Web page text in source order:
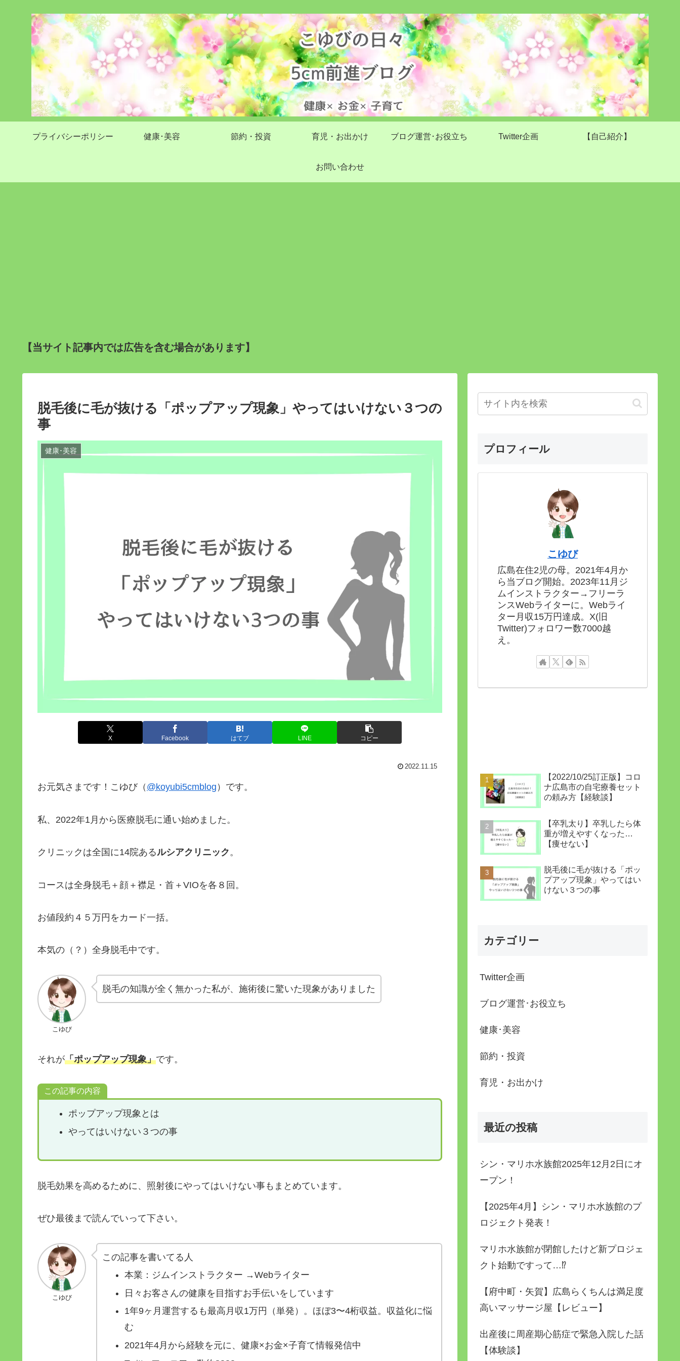
プライバシーポリシー 健康･美容 節約・投資 育児・お出かけ ブログ運営･お役立ち Twitter企画 【自己紹介】
お問い合わせ
【当サイト記事内では広告を含む場合があります】
脱毛後に毛が抜ける「ポップアップ現象」やってはいけない３つの
事
健康･美容
X Facebook はてブ LINE コピー
2022.11.15
お元気さまです！こゆび（ @koyubi5cmblog ）です。
私、2022年1月から医療脱毛に通い始めました。
クリニックは全国に14院あるルシアクリニック。
コースは全身脱毛＋顔＋襟足・首＋VIOを各８回。
お値段約４５万円をカード一括。
本気の（？）全身脱毛中です。
こゆび
脱毛の知識が全く無かった私が、施術後に驚いた現象がありました
それが「ポップアップ現象」です。
この記事の内容
ポップアップ現象とは
やってはいけない３つの事
脱毛効果を高めるために、照射後にやってはいけない事もまとめています。
ぜひ最後まで読んでいって下さい。
こゆび
この記事を書いてる人
本業：ジムインストラクター →Webライター
日々お客さんの健康を目指すお手伝いをしています
1年9ヶ月運営するも最高月収1万円（単発）。ほぼ3〜4桁収益。収益化に悩
む
2021年4月から経験を元に、健康×お金×子育て情報発信中
プロフィール
こゆび
広島在住2児の母。2021年4月か
ら当ブログ開始。2023年11月ジ
ムインストラクター→フリーラ
ンスWebライターに。Webライ
ター月収15万円達成。X(旧
Twitter)フォロワー数7000越
え。
【2022/10/25訂正版】コロ
ナ広島市の自宅療養セット
の頼み方【経験談】
【卒乳太り】卒乳したら体
重が増えやすくなった…
【痩せない】
脱毛後に毛が抜ける「ポッ
プアップ現象」やってはい
けない３つの事
カテゴリー
Twitter企画
ブログ運営･お役立ち
健康･美容
節約・投資
育児・お出かけ
最近の投稿
シン・マリホ水族館2025年12月2日にオ
ープン！
【2025年4月】シン・マリホ水族館のプ
ロジェクト発表！
マリホ水族館が閉館したけど新プロジェ
クト始動ですって…⁉
【府中町・矢賀】広島らくちんは満足度
高いマッサージ屋【レビュー】
出産後に周産期心筋症で緊急入院した話
【体験談】